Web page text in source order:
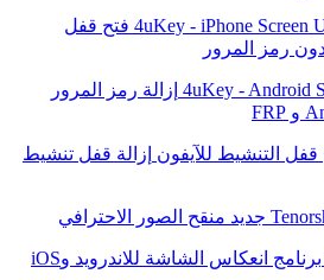
4uKey - iPhone Screen فتح قفل
4uKey - Android إزالة رمز المرور
إزالة قفل تنشيط
جديد منقح الصور الاحترافي
برنامج انعكاس الشاشة للاندرويد وiOS